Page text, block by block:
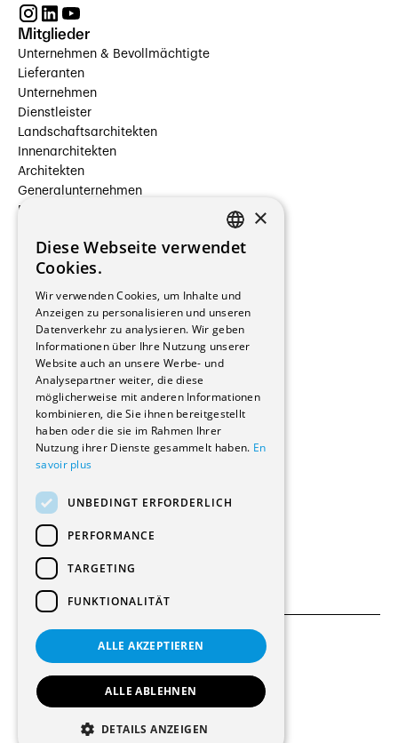
Mitglieder
Unternehmen & Bevollmächtigte
Lieferanten
Unternehmen
Dienstleister
Landschaftsarchitekten
Innenarchitekten
Architekten
Generalunternehmen
Beauftragte Unternehmen
Hersteller/Lieferanten
Bauherrschaften
Immobilienverwaltungsgesellschaften
Stockwerkeigentum
Reportagen
Wohnungen
Renovierungen
Innere Umbauten
Gastgewerbe und Tourismus
Verwaltungsgebäude und Geschäfte
Schuleinrichtungen
Medizinische Einrichtungen
Kultur - Sport - Freizeit
Industrie - Handwerk
Transport und Parkplätze
Diverse Bauten
© 2026 Alle Rechte vorbehalten
Allgemeine Bedingungen
FRENCH
×
Diese Webseite verwendet
Cookies.
Wir verwenden Cookies, um Inhalte und
Anzeigen zu personalisieren und unseren
Datenverkehr zu analysieren. Wir geben
Informationen über Ihre Nutzung unserer
Website auch an unsere Werbe- und
Analysepartner weiter, die diese
möglicherweise mit anderen Informationen
kombinieren, die Sie ihnen bereitgestellt
haben oder die sie im Rahmen Ihrer
Nutzung ihrer Dienste gesammelt haben. En
savoir plus
UNBEDINGT ERFORDERLICH
PERFORMANCE
TARGETING
FUNKTIONALITÄT
ALLE AKZEPTIEREN
ALLE ABLEHNEN
DETAILS ANZEIGEN